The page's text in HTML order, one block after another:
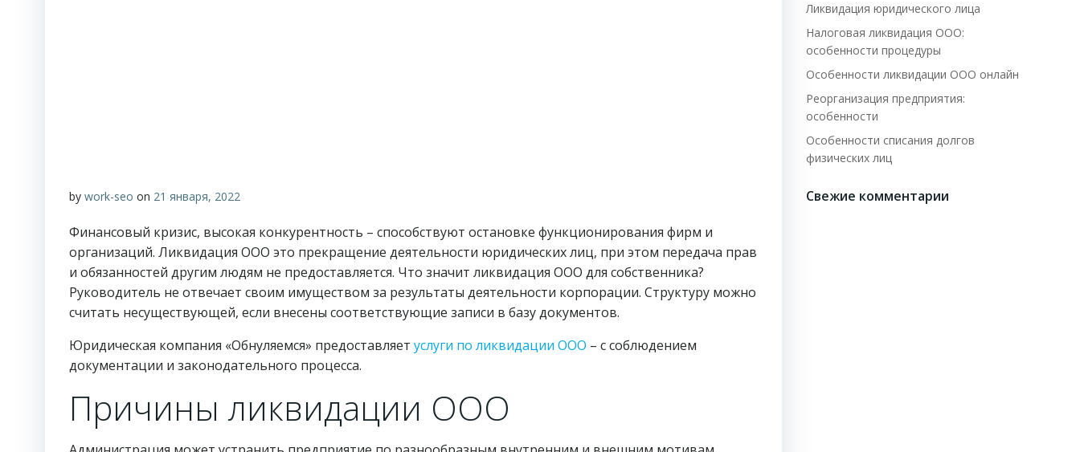
by work-seo on 21 января, 2022
Финансовый кризис, высокая конкурентность – способствуют остановке функционирования фирм и
организаций. Ликвидация ООО это прекращение деятельности юридических лиц, при этом передача прав
и обязанностей другим людям не предоставляется. Что значит ликвидация ООО для собственника?
Руководитель не отвечает своим имуществом за результаты деятельности корпорации. Структуру можно
считать несуществующей, если внесены соответствующие записи в базу документов.
Юридическая компания «Обнуляемся» предоставляет услуги по ликвидации ООО – с соблюдением
документации и законодательного процесса.
Причины ликвидации ООО
Ликвидация юридического лица
Налоговая ликвидация ООО:
особенности процедуры
Особенности ликвидации ООО онлайн
Реорганизация предприятия:
особенности
Особенности списания долгов
физических лиц
Свежие комментарии